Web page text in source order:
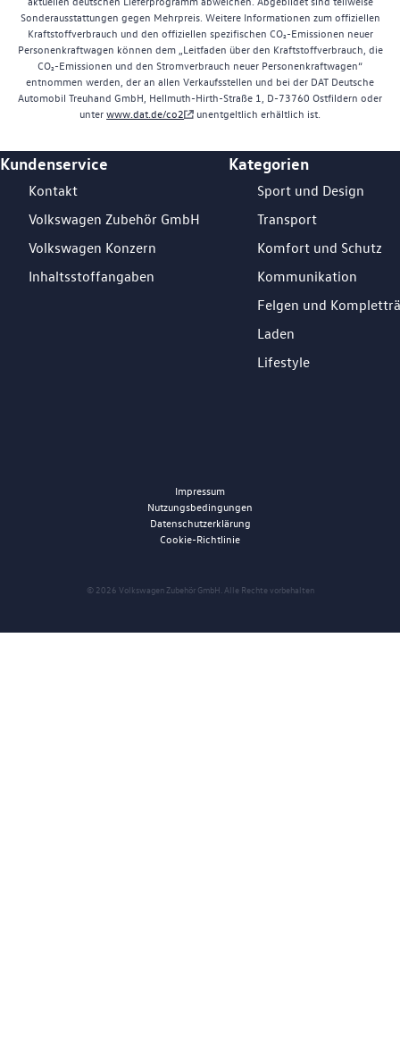
Sonderausstattungen gegen Mehrpreis. Weitere Informationen zum offiziellen
Kraftstoffverbrauch und den offiziellen spezifischen CO₂-Emissionen neuer
Personenkraftwagen können dem „Leitfaden über den Kraftstoffverbrauch, die
CO₂-Emissionen und den Stromverbrauch neuer Personenkraftwagen“
entnommen werden, der an allen Verkaufsstellen und bei der DAT Deutsche
Automobil Treuhand GmbH, Hellmuth-Hirth-Straße 1, D-73760 Ostfildern oder
unterwww.dat.de/co2 unentgeltlich erhältlich ist.
Footer Teaser
Kundenservice
Kontakt
Volkswagen Zubehör GmbH
Volkswagen Konzern
Inhaltsstoffangaben
Kategorien
Sport und Design
Transport
Komfort und Schutz
Kommunikation
Felgen und
Laden
Lifestyle
© 2026 Volkswagen Zubehör GmbH. Alle Rechte vorbehalten
Impressum
Nutzungsbedingungen
Datenschutzerklärung
Cookie-Richtlinie